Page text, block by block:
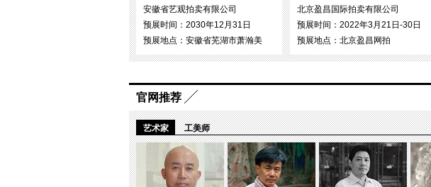
安徽省艺观拍卖有限公司
预展时间：2030年12月31日
预展地点：安徽省芜湖市萧瀚美
北京盈昌国际拍卖有限公司
预展时间：2022年3月21日-30日
预展地点：北京盈昌网拍
官网推荐
艺术家 工美师